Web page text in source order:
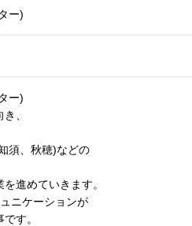
ー)
ー)
、
須、秋穂)などの
進めていきます。
ニケーションが
す。